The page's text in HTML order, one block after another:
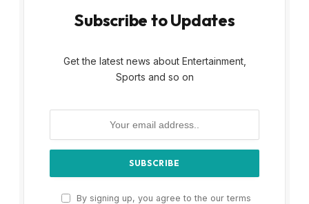
Subscribe to Updates
Get the latest news about Entertainment,
Sports and so on
By signing up, you agree to the our terms